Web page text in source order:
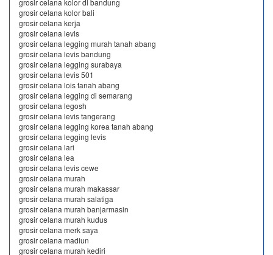
grosir celana kolor di bandung
grosir celana kolor bali
grosir celana kerja
grosir celana levis
grosir celana legging murah tanah abang
grosir celana levis bandung
grosir celana legging surabaya
grosir celana levis 501
grosir celana lois tanah abang
grosir celana legging di semarang
grosir celana legosh
grosir celana levis tangerang
grosir celana legging korea tanah abang
grosir celana legging levis
grosir celana lari
grosir celana lea
grosir celana levis cewe
grosir celana murah
grosir celana murah makassar
grosir celana murah salatiga
grosir celana murah banjarmasin
grosir celana murah kudus
grosir celana merk saya
grosir celana madiun
grosir celana murah kediri